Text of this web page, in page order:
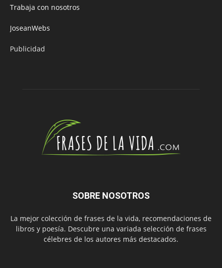
Trabaja con nosotros
JoseanWebs
Publicidad
SOBRE NOSOTROS
La mejor colección de frases de la vida, recomendaciones de
libros y poesía. Descubre una variada selección de frases
célebres de los autores más destacados.